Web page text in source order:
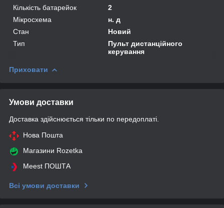
Кількість батарейок
2
Мікросхема
н. д
Стан
Новий
Тип
Пульт дистанційного
керування
Приховати
Умови доставки
Доставка здійснюється тільки по передоплаті.
Нова Пошта
Магазини Rozetka
Meest ПОШТА
Всі умови доставки